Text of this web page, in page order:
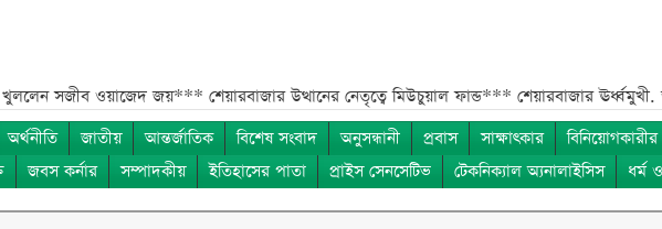
ওয়াজেদ জয়*** শেয়ারবাজার উত্থানের নেতৃত্বে মিউচুয়াল ফান্ড*** শেয়ারবাজার ঊর্ধ্বমুখী. তারপরও
অর্থনীতি জাতীয় আন্তর্জাতিক বিশেষ সংবাদ অনুসন্ধানী প্রবাস সাক্ষাৎকার
জবস কর্নার সম্পাদকীয় ইতিহাসের পাতা প্রাইস সেনসেটিভ টেকনিক্যাল অ্যনালাইসিস ধর্ম